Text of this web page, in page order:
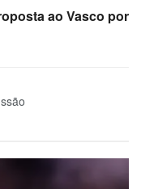
ao Vasco por